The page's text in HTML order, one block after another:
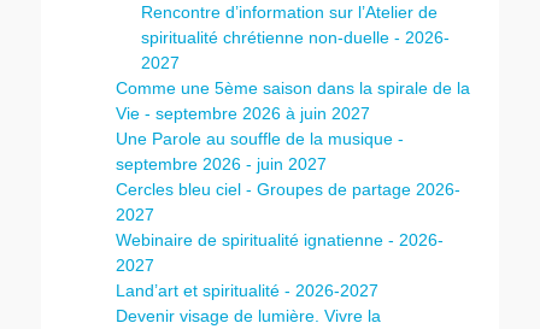
Rencontre d’information sur l’Atelier de
spiritualité chrétienne non-duelle - 2026-
2027
Comme une 5ème saison dans la spirale de la
Vie - septembre 2026 à juin 2027
Une Parole au souffle de la musique -
septembre 2026 - juin 2027
Cercles bleu ciel - Groupes de partage 2026-
2027
Webinaire de spiritualité ignatienne - 2026-
2027
Land’art et spiritualité - 2026-2027
Devenir visage de lumière. Vivre la